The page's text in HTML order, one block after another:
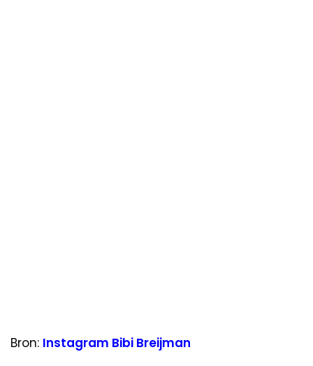
Bron: Instagram Bibi Breijman